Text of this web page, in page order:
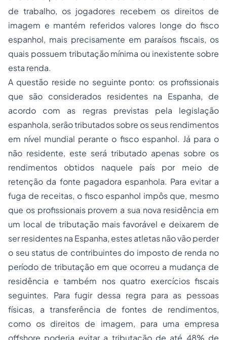
de trabalho, os jogadores recebem os direitos de
imagem e mantém referidos valores longe do fisco
espanhol, mais precisamente em paraísos fiscais, os
quais possuem tributação mínima ou inexistente sobre
esta renda.
A questão reside no seguinte ponto: os profissionais
que são considerados residentes na Espanha, de
acordo com as regras previstas pela legislação
espanhola, serão tributados sobre os seus rendimentos
em nível mundial perante o fisco espanhol. Já para o
não residente, este será tributado apenas sobre os
rendimentos obtidos naquele país por meio de
retenção da fonte pagadora espanhola. Para evitar a
fuga de receitas, o fisco espanhol impôs que, mesmo
que os profissionais provem a sua nova residência em
um local de tributação mais favorável e deixarem de
ser residentes na Espanha, estes atletas não vão perder
o seu status de contribuintes do imposto de renda no
período de tributação em que ocorreu a mudança de
residência e também nos quatro exercícios fiscais
seguintes. Para fugir dessa regra para as pessoas
físicas, a transferência de fontes de rendimentos,
como os direitos de imagem, para uma empresa